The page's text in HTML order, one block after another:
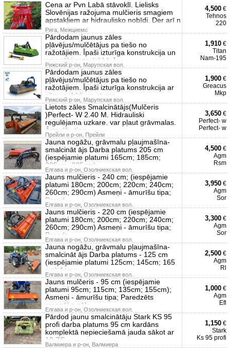
Cena ar Pvn Labā stāvoklī. Lielisks
Slovēnijas ražojuma mulčieris smagiem
apstakļiem ar hidraulisko nobīdi. Der arī n
Рига, Межциемс
4,500 €
Tehnos
220
Pārdodam jaunus zāles
pļāvējus/mulčētājus pa tiešo no
ražotājiem. Īpaši izturīga konstrukcija un
smagāki veserīsī kā J
Рижский р-он, Марупская вол.
1,910 €
Titan
Nam-195
Pārdodam jaunus zāles
pļāvējus/mulčētājus pa tiešo no
ražotājiem. Īpaši izturīga konstrukcija ar
sānu nobīdi un atvera
Рижский р-он, Марупская вол.
1,900 €
Greacus
Mkp
Lietots zāles Smalcinātājs(Mulčeris
)Perfect- W 2.40 M. Hidrauliski
regulējama uzkare. var pļaut grāvmalas.
Āmurīšu tipa
Прейли и р-он, Прейли
3,650 €
Perfect- w
Perfect- w
Jauna nogāžu, grāvmalu pļaujmašīna-
smalcināt ājs Darba platums 205 cm
(iespējamie platumi 165cm; 185cm;
205cm; 225cm)
Елгава и р-он, Озолниекская вол.
4,500 €
Agm
Rsm
Jauns mulčieris - 240 cm; (iespējamie
platumi 180cm; 200cm; 220cm; 240cm;
260cm; 290cm) Asmeņi - āmurīšu tipa;
Pared
Елгава и р-он, Озолниекская вол.
3,950 €
Agm
Sor
Jauns mulčieris - 220 cm (iespējamie
platumi 180cm; 200cm; 220cm; 240cm;
260cm; 290cm) Asmeņi - āmurīšu tipa;
Paredz
Елгава и р-он, Озолниекская вол.
3,300 €
Agm
Sor
Jauna nogāžu, grāvmalu pļaujmašīna-
smalcināt ājs Darba platums - 125 cm
(iespējamie platumi 125cm; 145cm; 165
cm) Asme
Елгава и р-он, Озолниекская вол.
2,500 €
Agm
Rl
Jauns mulčeris - 95 cm (iespējamie
platumi 95cm; 115cm; 135cm; 155cm);
Asmeņi - āmurīšu tipa; Paredzēts
smagāka zāle
Елгава и р-он, Озолниекская вол.
1,000 €
Agm
Efl
Pārdod jaunu smalcinātāju Stark KS 95
profi darba platums 95 cm kardāns
komplektā nepieciešamā jauda sākot ar
10 ZS
Валмиера и р-он, Валмиера
1,150 €
Stark
Ks 95 profi